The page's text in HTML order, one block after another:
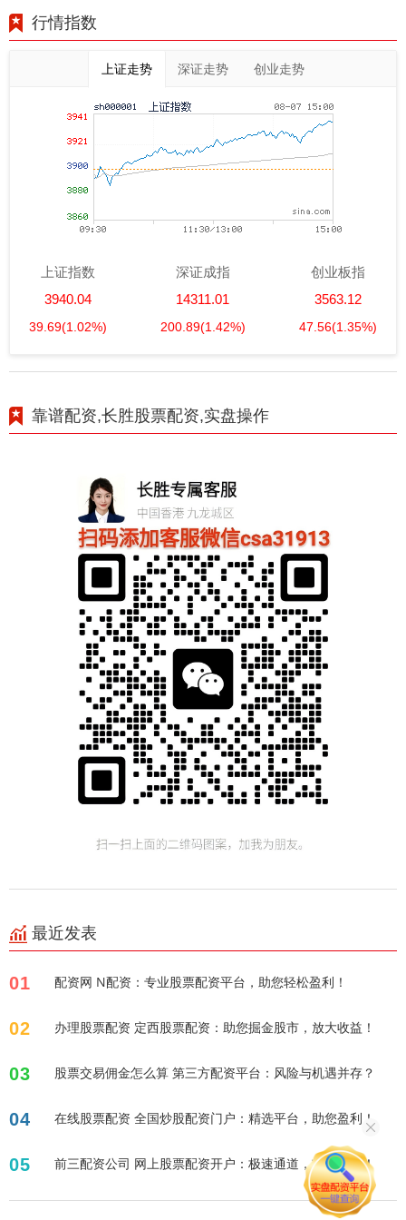
行情指数
上证走势 深证走势 创业走势
上证指数
3940.04
39.69(1.02%)
深证成指
14311.01
200.89(1.42%)
创业板指
3563.12
47.56(1.35%)
靠谱配资,长胜股票配资,实盘操作
最近发表
01 配资网 N配资：专业股票配资平台，助您轻松盈利！
02 办理股票配资 定西股票配资：助您掘金股市，放大收益！
03 股票交易佣金怎么算 第三方配资平台：风险与机遇并存？
04 在线股票配资 全国炒股配资门户：精选平台，助您盈利！
05 前三配资公司 网上股票配资开户：极速通道，轻松起航！